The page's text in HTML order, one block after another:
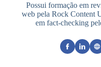
Possui formação em
web pela Rock Content
em fact-checking